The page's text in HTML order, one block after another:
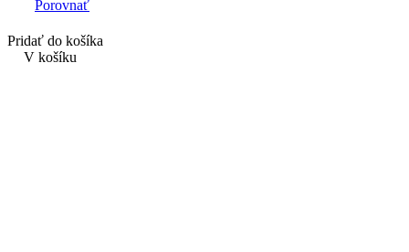
Porovnať
Pridať do košíka
V košíku